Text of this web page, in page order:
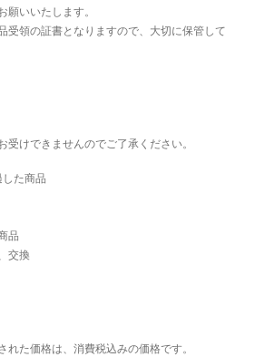
願いいたします。
受領の証書となりますので、大切に保管して
受けできませんのでご了承ください。
た商品
品
交換
れた価格は、消費税込みの価格です。